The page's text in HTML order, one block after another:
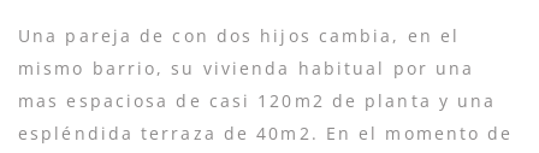
Una pareja de con dos hijos cambia, en el
mismo barrio, su vivienda habitual por una
mas espaciosa de casi 120m2 de planta y una
espléndida terraza de 40m2. En el momento de